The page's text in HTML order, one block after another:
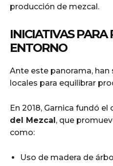
producción de mezcal.
INICIATIVAS PARA
ENTORNO
Ante este panorama, han
locales para equilibrar
En 2018, Garnica fundó el
del Mezcal, que
como:
Uso de madera de